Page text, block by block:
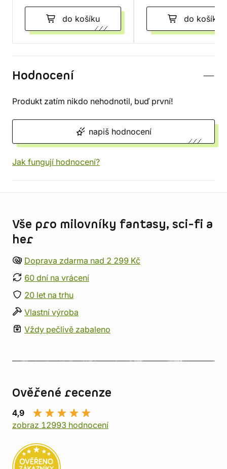
do košíku do košíku
Hodnocení
Produkt zatím nikdo nehodnotil, buď první!
napiš hodnocení
Jak fungují hodnocení?
Vše pro milovníky fantasy, sci-fi a
her
Doprava zdarma nad 2 299 Kč
60 dní na vrácení
20 let na trhu
Vlastní výroba
Vždy pečlivě zabaleno
Ověřené recenze
4,9
zobraz 12993 hodnocení